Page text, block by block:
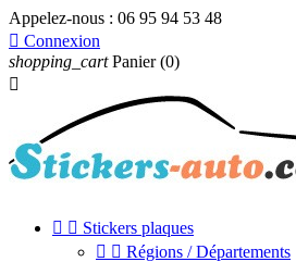
Appelez-nous : 06 95 94 53 48
 Connexion
shopping_cart Panier (0)

  Stickers plaques
  Régions / Départements